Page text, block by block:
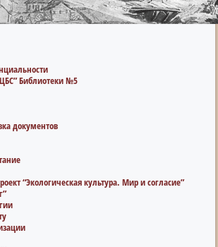
Библиотеки №5
документов
“Экологическая культура. Мир и согласие”